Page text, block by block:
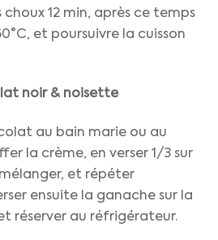
12 min, après ce temps
et poursuivre la cuisson
noir & noisette
au bain marie ou au
la crème, en verser 1/3 sur
et répéter
ensuite la ganache sur la
réserver au réfrigérateur.